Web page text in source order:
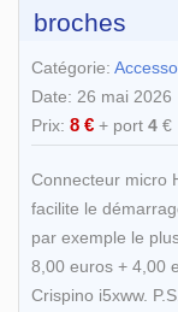
broches
Catégorie:
Date: 26 mai 2026
Prix: 8 € + port 4€
Connecteur micro
facilite le
par exemple le
8,00 euros + 4,00
Crispino i5xww.